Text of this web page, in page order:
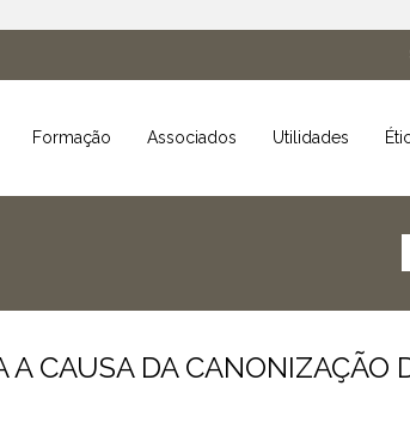
Formação Associados Utilidades
A CAUSA DA CANONIZAÇÃO